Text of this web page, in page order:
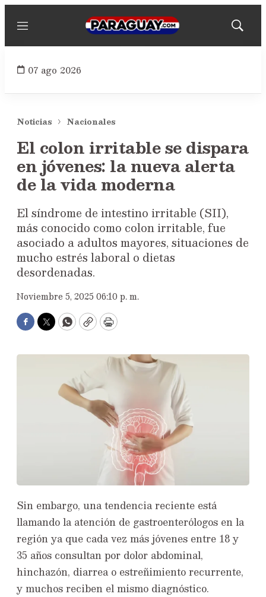
Menú
Mostrar
07 ago 2026
Noticias Nacionales
El colon irritable se dispara
en jóvenes: la nueva alerta
de la vida moderna
El síndrome de intestino irritable (SII),
más conocido como colon irritable, fue
asociado a adultos mayores, situaciones de
mucho estrés laboral o dietas
desordenadas.
Noviembre 5, 2025 06:10 p. m.
Facebook
TwitterWhatsApp
CopyPrint
Sin embargo, una tendencia reciente está
llamando la atención de gastroenterólogos en la
región ya que cada vez más jóvenes entre 18 y
35 años consultan por dolor abdominal,
hinchazón, diarrea o estreñimiento recurrente,
y muchos reciben el mismo diagnóstico.